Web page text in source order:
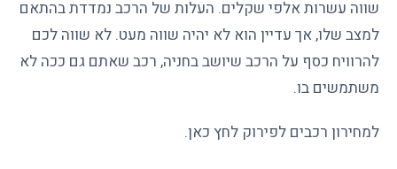
שווה עשרות אלפי שקלים. העלות של הרכב נמדדת בהתאם
למצב שלו, אך עדיין הוא לא יהיה שווה מעט. לא שווה לכם
להרוויח כסף על הרכב שיושב בחניה, רכב שאתם גם ככה לא
משתמשים בו.
למחירון רכבים לפירוק לחץ כאן.